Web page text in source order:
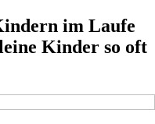
im Laufe
Kinder so oft